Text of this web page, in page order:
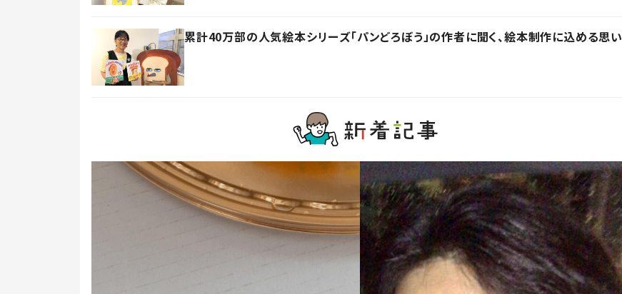
累計40万部の人気絵本シリーズ「パンどろぼう」の作者に聞く、絵本制作に込める思い